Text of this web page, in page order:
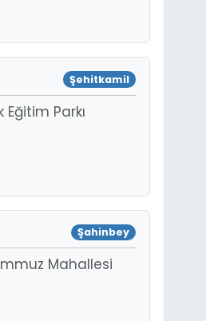
Şehitkamil
Parkı
Şahinbey
Mahallesi